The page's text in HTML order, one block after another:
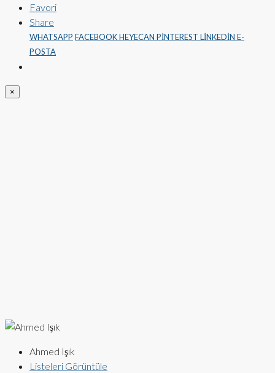
Favori
Share
WHATSAPP FACEBOOKHEYECAN PINTEREST LINKEDIN E-
POSTA
×
Ahmed Işık
Listeleri Görüntüle